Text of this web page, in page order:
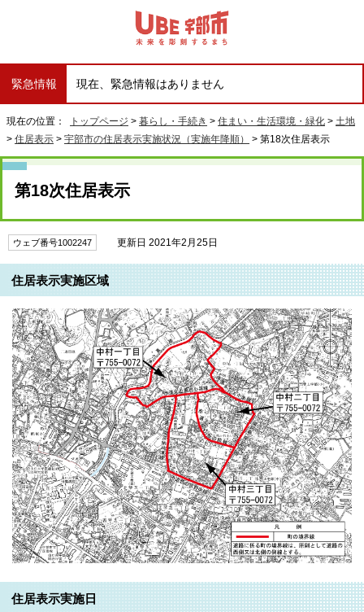
緊急情報 現在、緊急情報はありません
現在の位置： トップページ > 暮らし・手続き > 住まい・生活環境・緑化 > 土地
> 住居表示 > 宇部市の住居表示実施状況（実施年降順） > 第18次住居表示
第18次住居表示
ウェブ番号1002247 更新日 2021年2月25日
住居表示実施区域
住居表示実施日